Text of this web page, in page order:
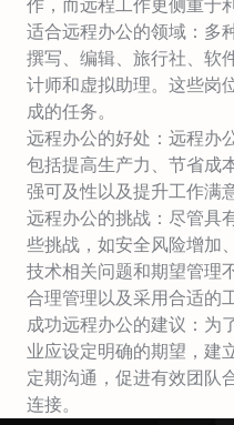
作，而远程工作更侧重于
适合远程办公的领域：多
撰写、编辑、旅行社、软
计师和虚拟助理。这些岗
成的任务。
远程办公的好处：远程办
包括提高生产力、节省成
强可及性以及提升工作满
远程办公的挑战：尽管具
些挑战，如安全风险增加
技术相关问题和期望管理
合理管理以及采用合适的
成功远程办公的建议：为
业应设定明确的期望，建
定期沟通，促进有效团队
连接。